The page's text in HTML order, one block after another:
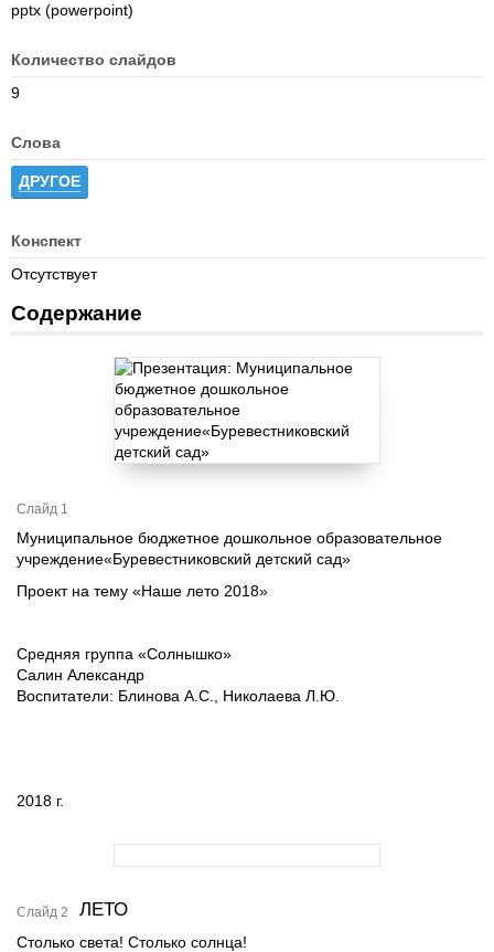
pptx (powerpoint)
Количество слайдов
9
Слова
ДРУГОЕ
Конспект
Отсутствует
Содержание
Слайд 1
Муниципальное бюджетное дошкольное образовательное
учреждение«Буревестниковский детский сад»
Проект на тему «Наше лето 2018»
Средняя группа «Солнышко»
Салин Александр
Воспитатели: Блинова А.С., Николаева Л.Ю.
2018 г.
Слайд 2 ЛЕТО
Столько света! Столько солнца!